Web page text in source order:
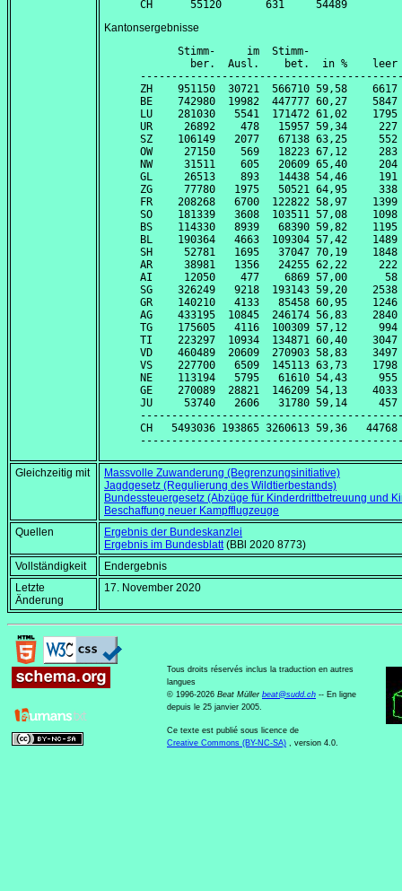
Kantonsergebnisse
Stimm-     im  Stimm-
ber.  Ausl.    bet.  in %
ZH    951150  30721  566710 59,58
BE    742980  19982  447777 60,27
LU    281030   5541  171472 61,02
UR     26892    478   15957 59,34
SZ    106149   2077   67138 63,25
OW     27150    569   18223 67,12
NW     31511    605   20609 65,40
GL     26513    893   14438 54,46
ZG     77780   1975   50521 64,95
FR    208268   6700  122822 58,97
SO    181339   3608  103511 57,08
BS    114330   8939   68390 59,82
BL    190364   4663  109304 57,42
SH     52781   1695   37047 70,19
AR     38981   1356   24255 62,22
AI     12050    477    6869 57,00
SG    326249   9218  193143 59,20
GR    140210   4133   85458 60,95
AG    433195  10845  246174 56,83
TG    175605   4116  100309 57,12
TI    223297  10934  134871 60,40
VD    460489  20609  270903 58,83
VS    227700   6509  145113 63,73
NE    113194   5795   61610 54,43
GE    270089  28821  146209 54,13
JU     53740   2606   31780 59,14
CH   5493036 193865 3260613 59,36
Gleichzeitig mit
Massvolle Zuwanderung (Begrenzungsinitiative)
Jagdgesetz (Regulierung des Wildtierbestands)
Bundessteuergesetz (Abzüge für Kinderdrittbetreuung und
Beschaffung neuer Kampfflugzeuge
Quellen
Ergebnis der Bundeskanzlei
Ergebnis im Bundesblatt(BBl 2020 8773)
Vollständigkeit
Endergebnis
Letzte
Änderung
17. November 2020
Tous droits réservés inclus la traduction en autres
langues
© 1996-2026 Beat Müller beat@sudd.ch -- En ligne
depuis le 25 janvier 2005.
Ce texte est publié sous licence de
Creative Commons (BY-NC-SA) , version 4.0.